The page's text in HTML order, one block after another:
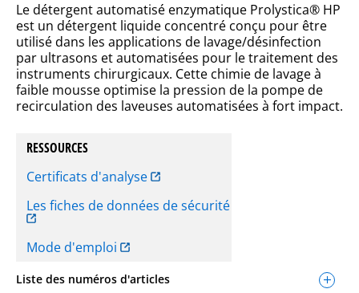
Le détergent automatisé enzymatique Prolystica® HP
est un détergent liquide concentré conçu pour être
utilisé dans les applications de lavage/désinfection
par ultrasons et automatisées pour le traitement des
instruments chirurgicaux. Cette chimie de lavage à
faible mousse optimise la pression de la pompe de
recirculation des laveuses automatisées à fort impact.
RESSOURCES
Certificats d'analyse
Les fiches de données de sécurité
Mode d'emploi
Liste des numéros d'articles